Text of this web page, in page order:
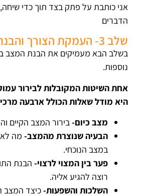
אני כותבת על פתק בצד תוך כדי
הדברים
שלב 3- העמקת הצורך והבנת הפער
בשלב הבא מעמיקים את הבנת המצב
נוספות.
אחת השיטות המקובלות לבירור
היא מודל שאלות הכולל ארבעה
מצב כיום-בירור המצב הקיים
הבעיה שנוצרת מהמצב- מה
במצב הנוכחי.
פער בין המצוי לרצוי- הבנת
רוצה להגיע אליה.
השלכות והשפעות-כיצד המצב